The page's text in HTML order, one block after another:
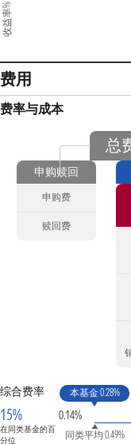
收益率%
费用
费率与成本
总
申购赎回
申购费
赎回费
综合费率
15%
在同类基金的百
分位
0.14%
本基金 0.28%
同类平均 0.49%